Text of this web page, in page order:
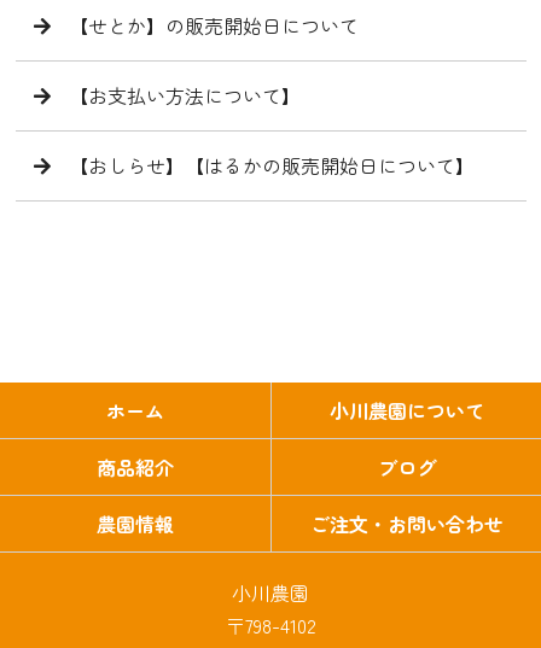
【せとか】の販売開始日について
【お支払い方法について】
【おしらせ】【はるかの販売開始日について】
ホーム
小川農園について
商品紹介
ブログ
農園情報
ご注文・お問い合わせ
小川農園
〒798-4102